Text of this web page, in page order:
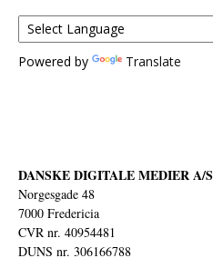
Powered by Translate
DANSKE DIGITALE MEDIER A/S
Norgesgade 48
7000 Fredericia
CVR nr. 40954481
DUNS nr. 306166788